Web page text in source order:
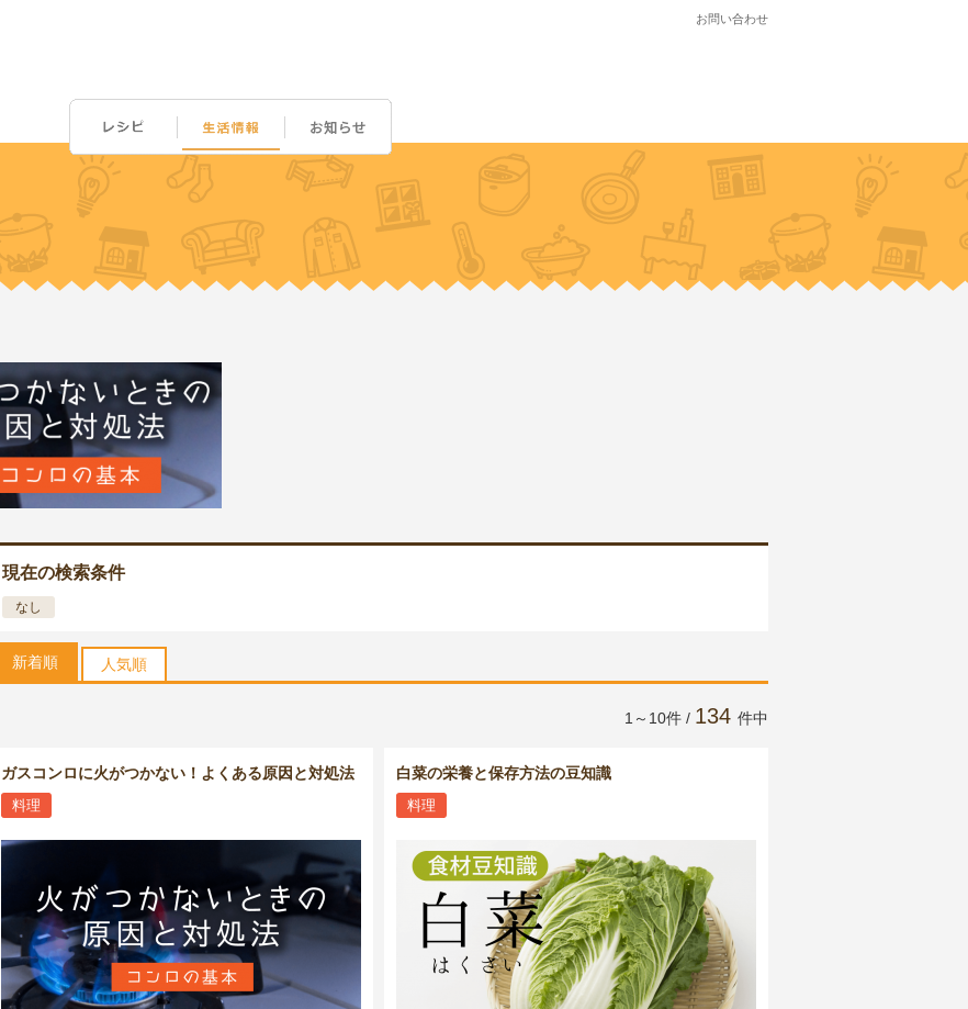
お問い合わせ
現在の検索条件
なし
新着順 人気順
1～10件 / 134 件中
ガスコンロに火がつかない！よくある原因と対処法
料理
白菜の栄養と保存方法の豆知識
料理